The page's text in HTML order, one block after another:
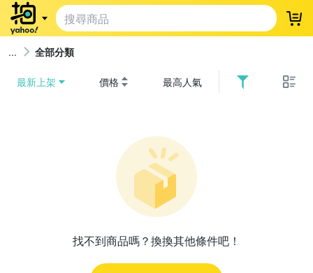
登
全部分類
最新上架 價格 最高人氣
找不到商品嗎？換換其他條件吧！